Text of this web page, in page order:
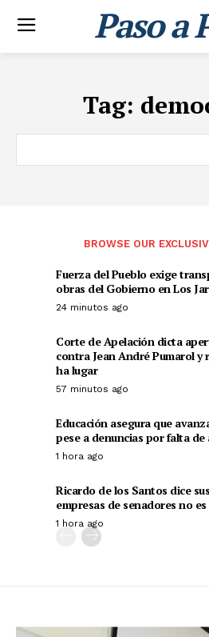
Paso a
Tag:
BROWSE OUR
Fuerza del Pueblo exige
obras del Gobierno en Los
24 minutos ago
Corte de Apelación dicta
contra Jean André Pumarol y
ha lugar
57 minutos ago
Educación asegura que
pese a denuncias por falta de
1 hora ago
Ricardo de los Santos dice
empresas de senadores no
1 hora ago